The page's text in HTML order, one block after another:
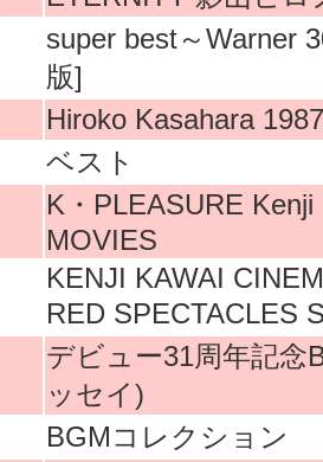
super best～Warner
版]
Hiroko Kasahara
ベスト
K・PLEASURE
MOVIES
KENJI KAWAI
RED SPECTACLES
デビュー31周年記
ッセイ)
BGMコレクション